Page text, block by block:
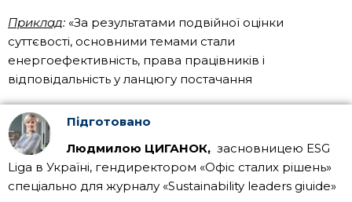
Приклад: «За результатами подвійної оцінки
суттєвості, основними темами стали
енергоефективність, права працівників і
відповідальність у ланцюгу постачання
Підготовано
Людмилою ЦИГАНОК, засновницею ESG
Liga в Україні, гендиректором «Офіс сталих рішень»
спеціально для журналу «Sustainability leaders giuide»